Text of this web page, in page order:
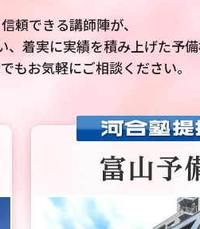
頼できる講師陣が、
着実に実績を積み上げた予
もお気軽にご相談ください。